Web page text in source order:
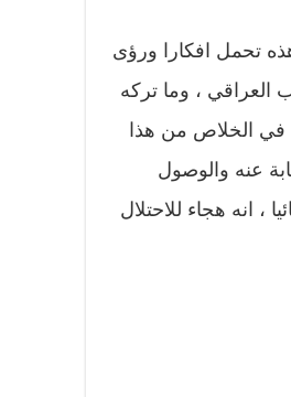
تحمل افكارا ورؤى
العراقي ، وما تركه
في الخلاص من هذا
عنه والوصول
، انه هجاء للاحتلال